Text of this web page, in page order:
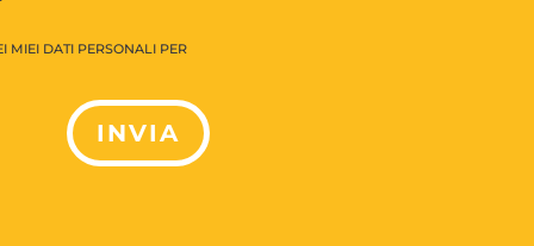
MIEI DATI PERSONALI PER
INVIA